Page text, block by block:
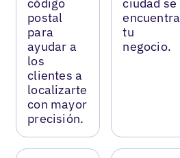
postal
para
ayudar a
los
clientes a
localizarte
con mayor
precisión.
encuentra
tu
negocio.